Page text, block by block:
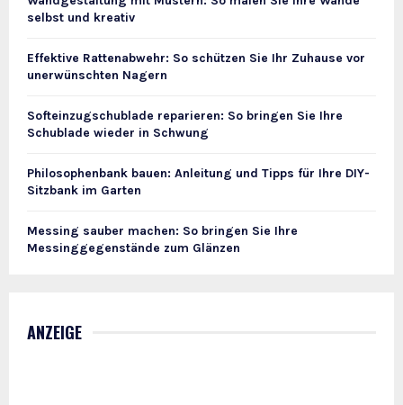
selbst und kreativ
Effektive Rattenabwehr: So schützen Sie Ihr Zuhause vor
unerwünschten Nagern
Softeinzugschublade reparieren: So bringen Sie Ihre
Schublade wieder in Schwung
Philosophenbank bauen: Anleitung und Tipps für Ihre DIY-
Sitzbank im Garten
Messing sauber machen: So bringen Sie Ihre
Messinggegenstände zum Glänzen
ANZEIGE